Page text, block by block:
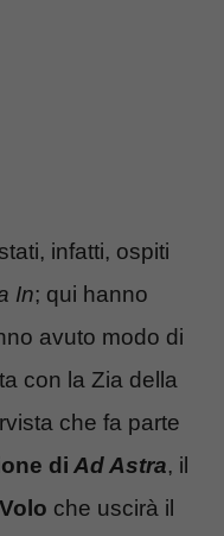
infatti, ospiti
In; qui hanno
avuto modo di
con la Zia della
che fa parte
di Ad Astra, il
che uscirà il